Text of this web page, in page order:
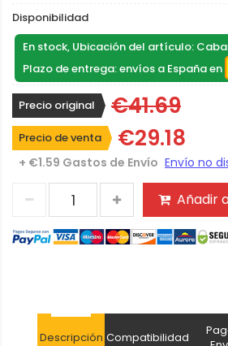
Disponibilidad
En stock, Ubicación del artículo:
Plazo de entrega: envíos a España en
Precio original €41.69
Precio de venta €29.18
+ €1.59 Gastos de Envío
Añadir
Descripción Compatibilidad